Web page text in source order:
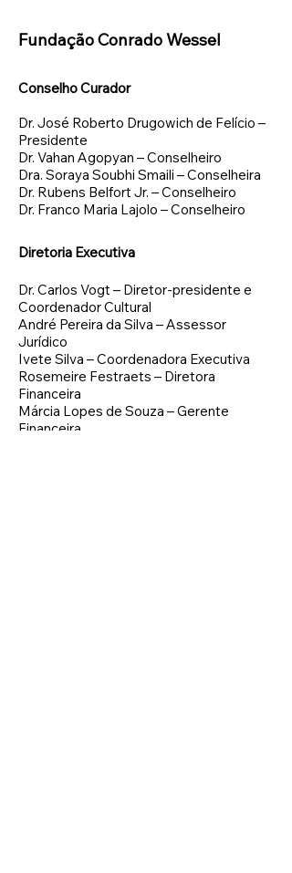
Fundação Conrado Wessel
Conselho Curador
Dr. José Roberto Drugowich de Felício –
Presidente
Dr. Vahan Agopyan – Conselheiro
Dra. Soraya Soubhi Smaili – Conselheira
Dr. Rubens Belfort Jr. – Conselheiro
Dr. Franco Maria Lajolo – Conselheiro
Diretoria Executiva
Dr. Carlos Vogt – Diretor-presidente e
Coordenador Cultural
André Pereira da Silva – Assessor
Jurídico
Ivete Silva – Coordenadora Executiva
Rosemeire Festraets – Diretora
Financeira
Márcia Lopes de Souza – Gerente
Financeira